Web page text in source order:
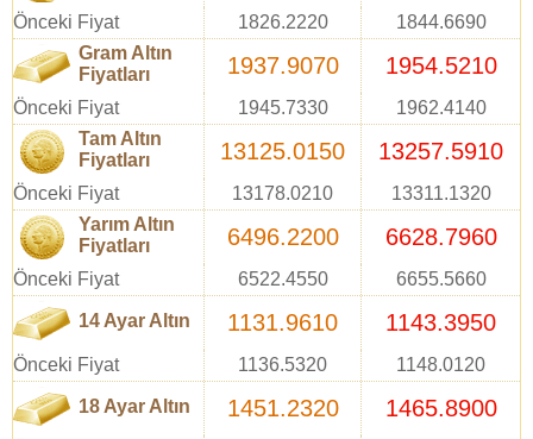
Önceki Fiyat 1826.2220
1844.6690
Gram Altın
Fiyatları
1937.9070 1954.5210
Önceki Fiyat 1945.7330
1962.4140
Tam Altın
Fiyatları
13125.0150 13257.5910
Önceki Fiyat 13178.0210
13311.1320
Yarım Altın
Fiyatları
6496.2200 6628.7960
Önceki Fiyat 6522.4550 6655.5660
14 Ayar Altın 1131.9610 1143.3950
Önceki Fiyat 1136.5320 1148.0120
18 Ayar Altın 1451.2320 1465.8900